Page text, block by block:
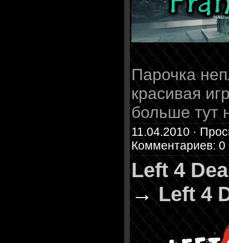
Парочка
красивая
больше тут
11.04.2010 ·
Комментариев: 0
Left 4
→ Left 4